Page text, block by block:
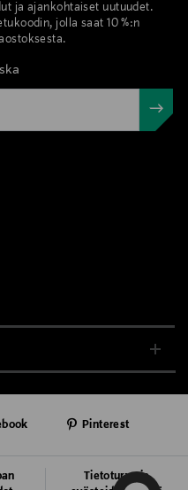
ja ajankohtaiset uutuudet.
jolla saat 10 %:n
Tietoturva ja
Pinterest